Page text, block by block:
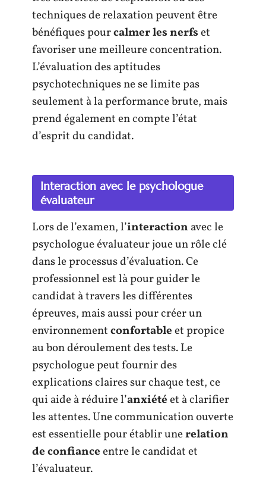
techniques de relaxation peuvent être
bénéfiques pourcalmer les nerfset
favoriser une meilleure concentration.
L’évaluation des aptitudes
psychotechniques ne se limite pas
seulement à la performance brute, mais
prend également en compte l’état
d’esprit du candidat.
Interaction avec le psychologue
évaluateur
Lors de l’examen, l’interaction avec le
psychologue évaluateur joue un rôle clé
dans le processus d’évaluation. Ce
professionnel est là pour guider le
candidat à travers les différentes
épreuves, mais aussi pour créer un
environnementconfortableet propice
au bon déroulement des tests. Le
psychologue peut fournir des
explications claires sur chaque test, ce
qui aide à réduire l’anxiétéet à clarifier
les attentes. Une communication ouverte
est essentielle pour établir unerelation
de confianceentre le candidat et
l’évaluateur.